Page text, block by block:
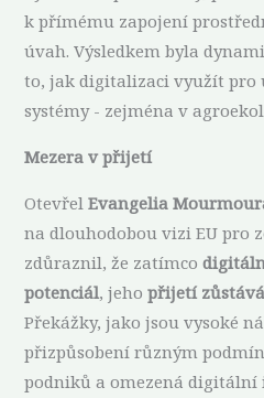
k přímému zapojení
úvah. Výsledkem byla
to, jak digitalizaci využít pro
systémy - zejména v
Mezera v přijetí
OtevřelEvangelia
na dlouhodobou vizi EU pro
zdůraznil, že zatímco
potenciál, jehopřijetí
Překážky, jako jsou vysoké
přizpůsobení různým
podniků a omezená